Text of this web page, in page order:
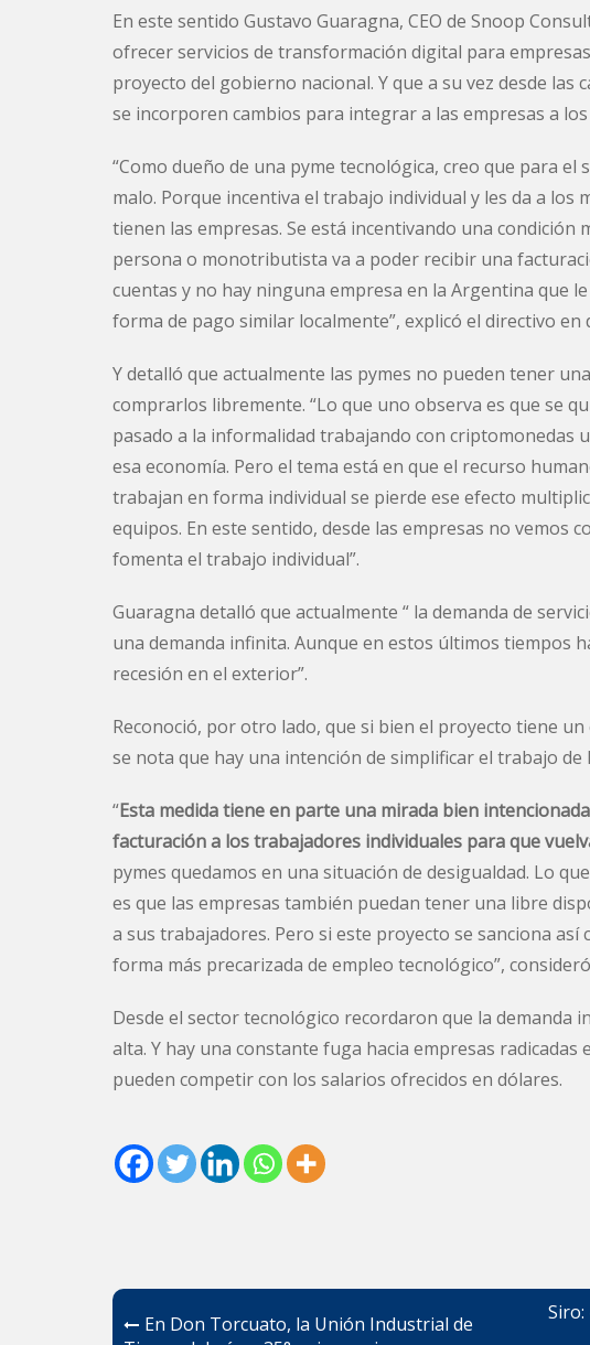
En este sentido Gustavo Guaragna, CEO de Snoop
ofrecer servicios de transformación digital para
proyecto del gobierno nacional. Y que a su vez desde las
se incorporen cambios para integrar a las empresas a
“Como dueño de una pyme tecnológica, creo que para
malo. Porque incentiva el trabajo individual y les da a
tienen las empresas. Se está incentivando una condición
persona o monotributista va a poder recibir una
cuentas y no hay ninguna empresa en la Argentina que
forma de pago similar localmente”, explicó el directivo
Y detalló que actualmente las pymes no pueden tener
comprarlos libremente. “Lo que uno observa es que se
pasado a la informalidad trabajando con criptomonedas
esa economía. Pero el tema está en que el recurso
trabajan en forma individual se pierde ese efecto
equipos. En este sentido, desde las empresas no vemos
fomenta el trabajo individual”.
Guaragna detalló que actualmente “ la demanda de
una demanda infinita. Aunque en estos últimos tiempos
recesión en el exterior”.
Reconoció, por otro lado, que si bien el proyecto tiene
se nota que hay una intención de simplificar el trabajo
“Esta medida tiene en parte una mirada bien
facturación a los trabajadores individuales para que
pymes quedamos en una situación de desigualdad. Lo
es que las empresas también puedan tener una libre
a sus trabajadores. Pero si este proyecto se sanciona así
forma más precarizada de empleo tecnológico”,
Desde el sector tecnológico recordaron que la demanda
alta. Y hay una constante fuga hacia empresas radicadas
pueden competir con los salarios ofrecidos en dólares.
Navegación
En Don Torcuato, la Unión Industrial de
Siro: